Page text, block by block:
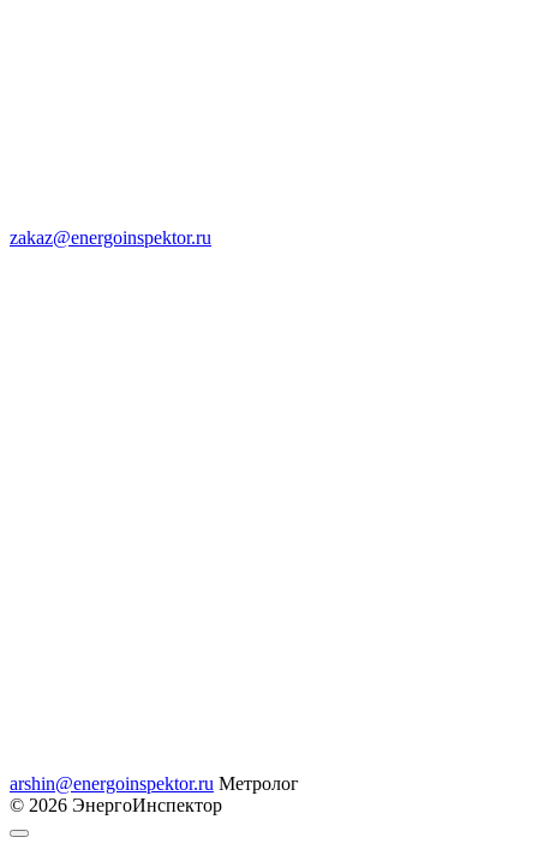
zakaz@energoinspektor.ru
arshin@energoinspektor.ru Метролог
© 2026 ЭнергоИнспектор